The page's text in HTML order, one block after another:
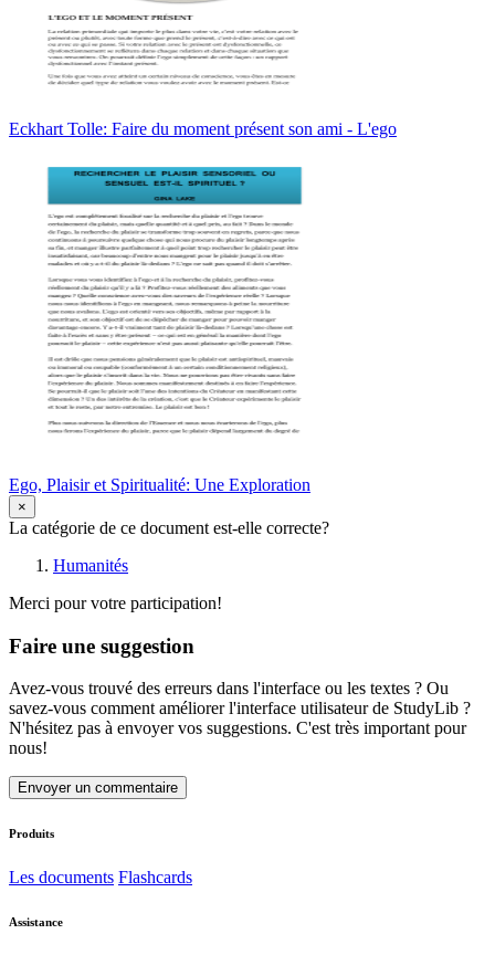
Eckhart Tolle: Faire du moment présent son ami - L'ego
Ego, Plaisir et Spiritualité: Une Exploration
×
La catégorie de ce document est-elle correcte?
Humanités
Merci pour votre participation!
Faire une suggestion
Avez-vous trouvé des erreurs dans l'interface ou les textes ? Ou
savez-vous comment améliorer l'interface utilisateur de StudyLib ?
N'hésitez pas à envoyer vos suggestions. C'est très important pour
nous!
Envoyer un commentaire
Produits
Les documents Flashcards
Assistance